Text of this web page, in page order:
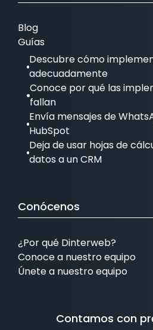
Blog
Guías
Descubre cómo
adecuadamente
Conoce por qué las
fallan
Envía mensajes de
HubSpot
Deja de usar hojas de
datos a un CRM
Conócenos
¿Por qué Dinterweb?
Conoce a nuestro equipo
Únete a nuestro equipo
Contamos con